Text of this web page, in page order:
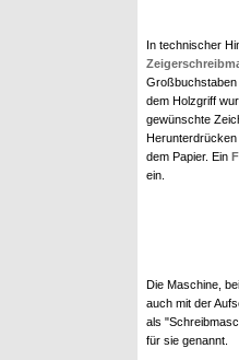
In technischer
Großbuchstaben
dem Holzgriff
gewünschte
Herunterdrücken
dem Papier. Ein
ein.
Die Maschine,
auch mit der
als
für sie genannt.